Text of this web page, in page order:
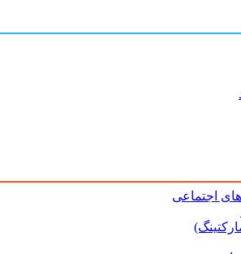
اجتماعی